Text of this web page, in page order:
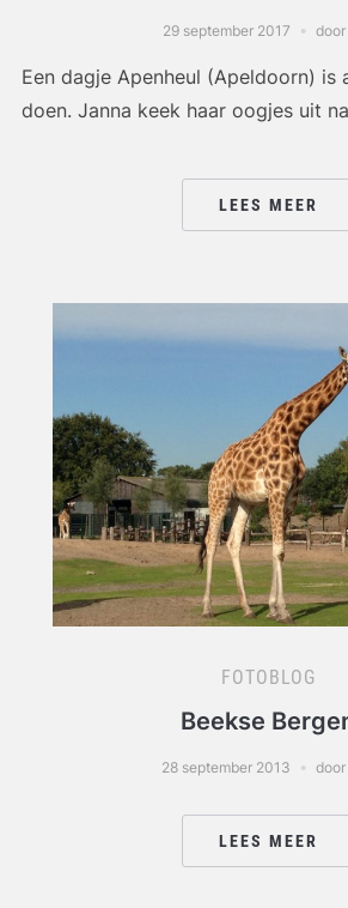
29 september 2017 door
Een dagje Apenheul (Apeldoorn) is
doen. Janna keek haar oogjes uit
LEES MEER
FOTOBLOG
Beekse
28 september 2013
LEES MEER